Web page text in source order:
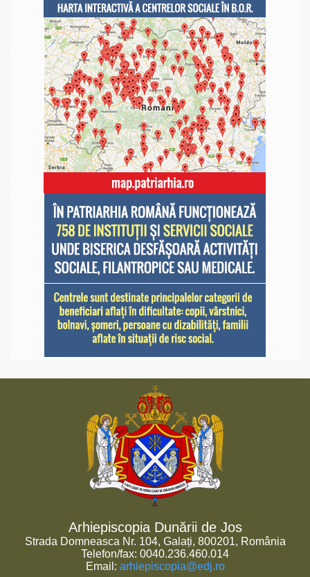
Arhiepiscopia Dunării de Jos
Strada Domneasca Nr. 104, Galați, 800201, România
Telefon/fax: 0040.236.460.014
Email: arhiepiscopia@edj.ro